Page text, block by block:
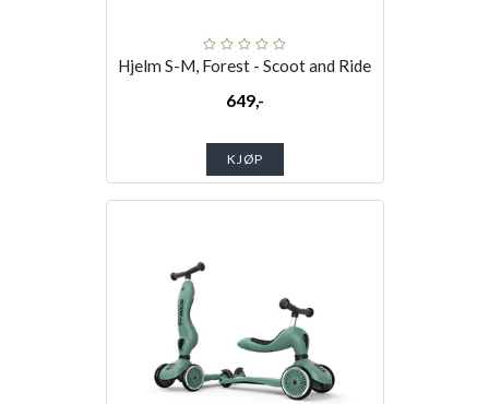
Hjelm S-M, Forest - Scoot and Ride
649,-
KJØP